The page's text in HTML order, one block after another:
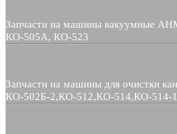
Запчасти на машины вакуумные
КО-505А, КО-523
Запчасти на машины для очистки
КО-502Б-2,КО-512,КО-514,КО-514-1